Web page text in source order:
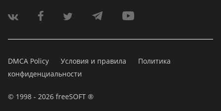
DMCA Policy Условия и правила
Политика
конфиденциальности
© 1998 - 2026 freeSOFT ®